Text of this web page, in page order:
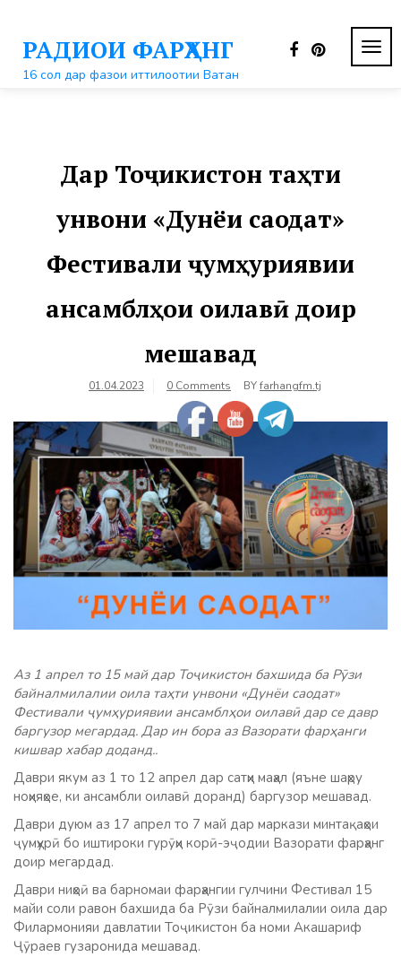
контентуРАДИОИ ФАРҲАНГ
16 сол дар фазои иттилоотии Ватан
Дар Тоҷикистон таҳти
унвони «Дунёи саодат»
Фестивали ҷумҳуриявии
ансамблҳои оилавӣ доир
мешавад
01.04.2023 0 Comments BYfarhangfm.tj
Аз 1 апрел то 15 май дар Тоҷикистон бахшида ба Рӯзи
байналмилалии оила таҳти унвони «Дунёи саодат»
Фестивали ҷумҳуриявии ансамблҳои оилавӣ дар се давр
баргузор мегардад. Дар ин бора аз Вазорати фарҳанги
кишвар хабар доданд..
Даври якум аз 1 то 12 апрел дар сатҳи маҳал (яъне шаҳру
ноҳияҳое, ки ансамбли оилавӣ доранд) баргузор мешавад.
Даври дуюм аз 17 апрел то 7 май дар маркази минтақаҳои
ҷумҳурӣ бо иштироки гурӯҳи корӣ-эҷодии Вазорати фарҳанг
доир мегардад.
Даври ниҳоӣ ва барномаи фарҳангии гулчини Фестивал 15
майи соли равон бахшида ба Рӯзи байналмилалии оила дар
Филармонияи давлатии Тоҷикистон ба номи Акашариф
Ҷӯраев гузаронида мешавад.